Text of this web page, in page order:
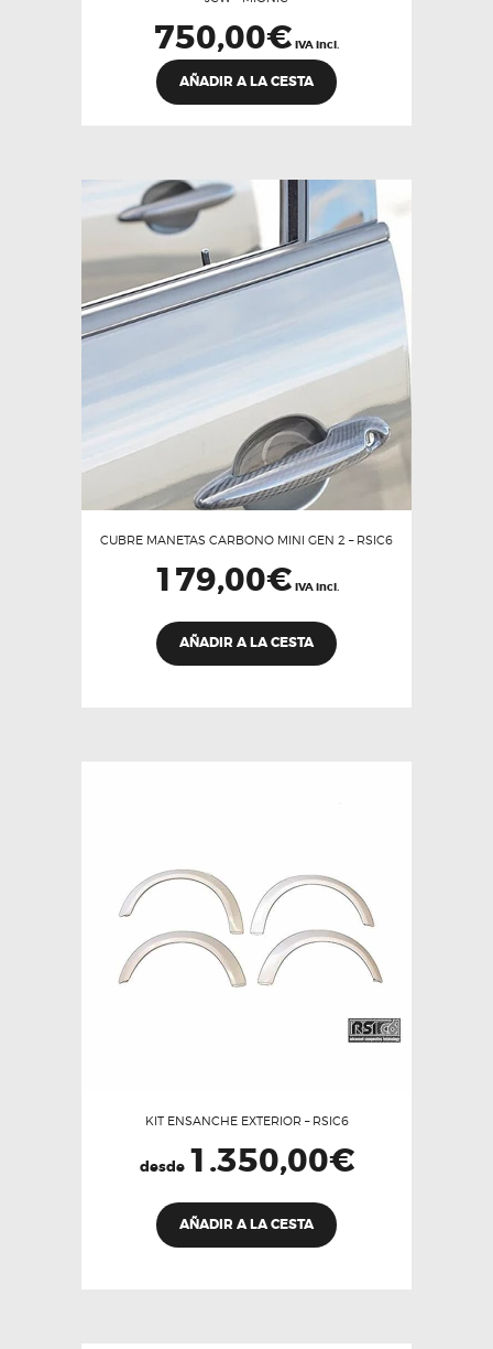
750,00€ IVA incl.
AÑADIR A LA CESTA
CUBRE MANETAS CARBONO MINI GEN 2 – RSIC6
179,00€ IVA incl.
AÑADIR A LA CESTA
KIT ENSANCHE EXTERIOR – RSIC6
desde 1.350,00€
AÑADIR A LA CESTA